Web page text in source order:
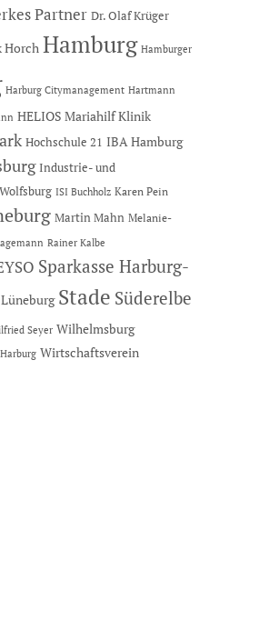
Partner Dr. Olaf Krüger
Horch Hamburg Hamburger
Harburg Citymanagement Hartmann
HELIOS Mariahilf Klinik
Hochschule 21 IBA Hamburg
Industrie- und
ISI Buchholz Karen Pein
Martin Mahn Melanie-
Rainer Kalbe
Sparkasse Harburg-
Lüneburg Stade Süderelbe
Seyer Wilhelmsburg
Wirtschaftsverein